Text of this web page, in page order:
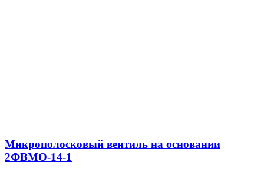
Микрополосковый вентиль на основании
2ФВМO-14-1